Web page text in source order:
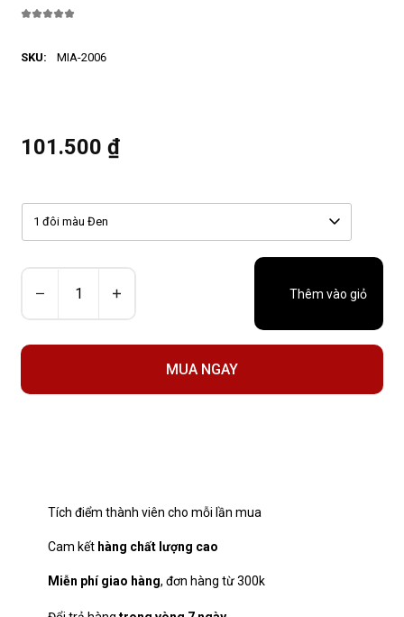
SKU: MIA-2006
101.500 ₫
Thêm vào giỏ
MUA NGAY
Cam kết hàng chất lượng cao
Miễn phí giao hàng, đơn hàng từ 300k
Tích điểm thành viên cho mỗi lần mua
1 đôi màu Đen